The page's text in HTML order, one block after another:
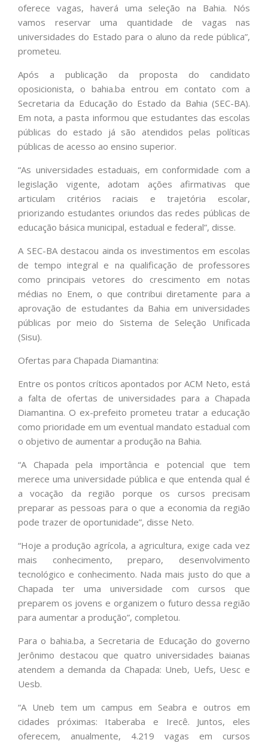
oferece vagas, haverá uma seleção na Bahia. Nós
vamos reservar uma quantidade de vagas nas
universidades do Estado para o aluno da rede pública”,
prometeu.
Após a publicação da proposta do candidato
oposicionista, o bahia.ba entrou em contato com a
Secretaria da Educação do Estado da Bahia (SEC-BA).
Em nota, a pasta informou que estudantes das escolas
públicas do estado já são atendidos pelas políticas
públicas de acesso ao ensino superior.
“As universidades estaduais, em conformidade com a
legislação vigente, adotam ações afirmativas que
articulam critérios raciais e trajetória escolar,
priorizando estudantes oriundos das redes públicas de
educação básica municipal, estadual e federal”, disse.
A SEC-BA destacou ainda os investimentos em escolas
de tempo integral e na qualificação de professores
como principais vetores do crescimento em notas
médias no Enem, o que contribui diretamente para a
aprovação de estudantes da Bahia em universidades
públicas por meio do Sistema de Seleção Unificada
(Sisu).
Ofertas para Chapada Diamantina:
Entre os pontos críticos apontados por ACM Neto, está
a falta de ofertas de universidades para a Chapada
Diamantina. O ex-prefeito prometeu tratar a educação
como prioridade em um eventual mandato estadual com
o objetivo de aumentar a produção na Bahia.
“A Chapada pela importância e potencial que tem
merece uma universidade pública e que entenda qual é
a vocação da região porque os cursos precisam
preparar as pessoas para o que a economia da região
pode trazer de oportunidade”, disse Neto.
“Hoje a produção agrícola, a agricultura, exige cada vez
mais conhecimento, preparo, desenvolvimento
tecnológico e conhecimento. Nada mais justo do que a
Chapada ter uma universidade com cursos que
preparem os jovens e organizem o futuro dessa região
para aumentar a produção”, completou.
Para o bahia.ba, a Secretaria de Educação do governo
Jerônimo destacou que quatro universidades baianas
atendem a demanda da Chapada: Uneb, Uefs, Uesc e
Uesb.
“A Uneb tem um campus em Seabra e outros em
cidades próximas: Itaberaba e Irecê. Juntos, eles
oferecem, anualmente, 4.219 vagas em cursos